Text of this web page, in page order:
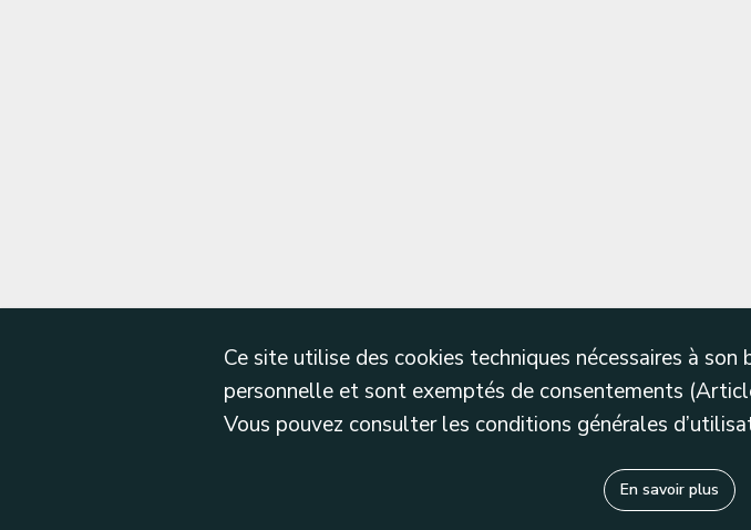
Ce site utilise des cookies techniques nécessaires à
personnelle et sont exemptés de consentements
Vous pouvez consulter les conditions générales
En savoir plus